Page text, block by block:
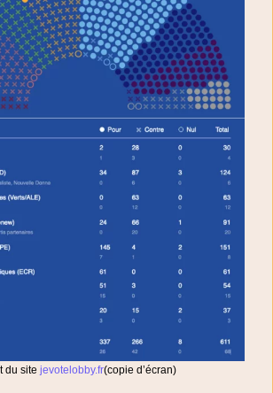
du site jevotelobby.fr(copie d’écran)